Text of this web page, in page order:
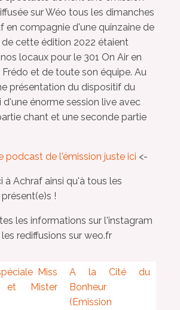
sur Wéo tous les dimanches
en compagnie d'une quinzaine de
cette édition 2022 étaient
locaux pour le 301 On Air en
et de toute son équipe. Au
présentation du dispositif du
énorme session live avec
chant et une seconde partie
podcast de l'émission juste ici <-
à Achraf ainsi qu'à tous les
!
les informations sur l'instagram
rediffusions sur weo.fr
Miss
et Mister
A la Cité du
Bonheur
(Emission